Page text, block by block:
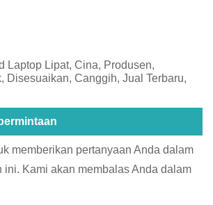
Laptop Lipat, Cina, Produsen,
Disesuaikan, Canggih, Jual Terbaru,
memberikan pertanyaan Anda dalam
ini. Kami akan membalas Anda dalam